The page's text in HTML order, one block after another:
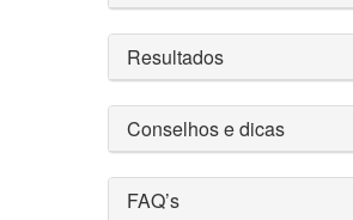
Resultados
Conselhos e dicas
FAQ’s